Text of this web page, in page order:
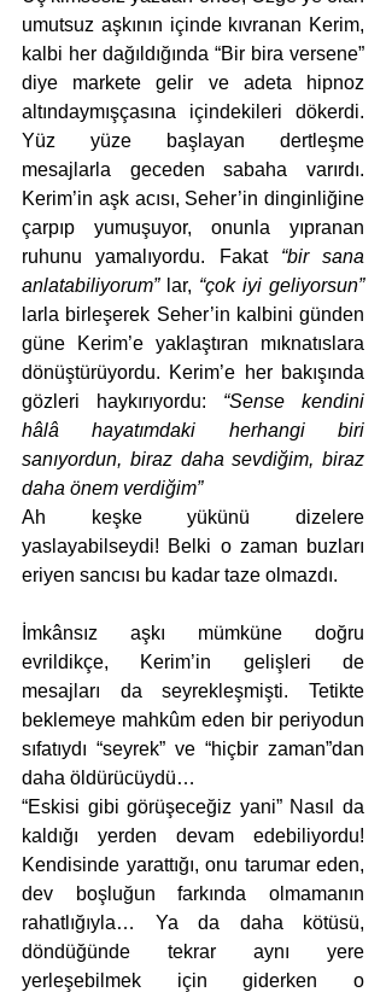
umutsuz aşkının içinde kıvranan Kerim,
kalbi her dağıldığında “Bir bira versene”
diye markete gelir ve adeta hipnoz
altındaymışçasına içindekileri dökerdi.
Yüz yüze başlayan dertleşme
mesajlarla geceden sabaha varırdı.
Kerim’in aşk acısı, Seher’in dinginliğine
çarpıp yumuşuyor, onunla yıpranan
ruhunu yamalıyordu. Fakat “bir sana
anlatabiliyorum” lar, “çok iyi geliyorsun”
larla birleşerek Seher’in kalbini günden
güne Kerim’e yaklaştıran mıknatıslara
dönüştürüyordu. Kerim’e her bakışında
gözleri haykırıyordu: “Sense kendini
hâlâ hayatımdaki herhangi biri
sanıyordun, biraz daha sevdiğim, biraz
daha önem verdiğim”
Ah keşke yükünü dizelere
yaslayabilseydi! Belki o zaman buzları
eriyen sancısı bu kadar taze olmazdı.
İmkânsız aşkı mümküne doğru
evrildikçe, Kerim’in gelişleri de
mesajları da seyrekleşmişti. Tetikte
beklemeye mahkûm eden bir periyodun
sıfatıydı “seyrek” ve “hiçbir zaman”dan
daha öldürücüydü…
“Eskisi gibi görüşeceğiz yani” Nasıl da
kaldığı yerden devam edebiliyordu!
Kendisinde yarattığı, onu tarumar eden,
dev boşluğun farkında olmamanın
rahatlığıyla… Ya da daha kötüsü,
döndüğünde tekrar aynı yere
yerleşebilmek için giderken o